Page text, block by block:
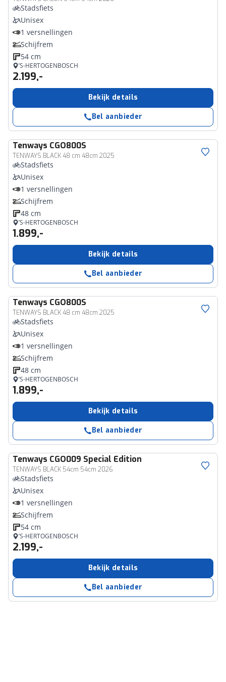
Stadsfiets
Unisex
1 versnellingen
Schijfrem
54 cm
’S-HERTOGENBOSCH
2.199,-
Bekijk details
Bel aanbieder
Tenways CGO800S
TENWAYS BLACK 48 cm 48cm 2025
Stadsfiets
Unisex
1 versnellingen
Schijfrem
48 cm
’S-HERTOGENBOSCH
1.899,-
Bekijk details
Bel aanbieder
Tenways CGO800S
TENWAYS BLACK 48 cm 48cm 2025
Stadsfiets
Unisex
1 versnellingen
Schijfrem
48 cm
’S-HERTOGENBOSCH
1.899,-
Bekijk details
Bel aanbieder
Tenways CGO009 Special Edition
TENWAYS BLACK 54cm 54cm 2026
Stadsfiets
Unisex
1 versnellingen
Schijfrem
54 cm
’S-HERTOGENBOSCH
2.199,-
Bekijk details
Bel aanbieder